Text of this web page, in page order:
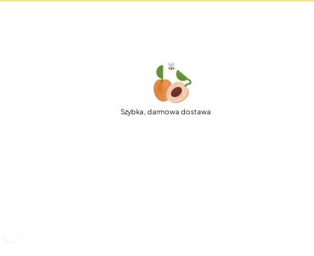
Szybka, darmowa dostawa